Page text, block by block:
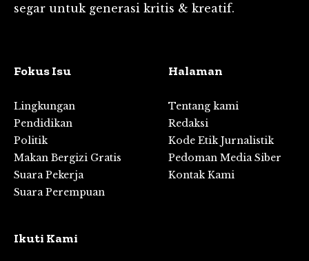
segar untuk generasi kritis & kreatif.
Fokus Isu
Lingkungan
Pendidikan
Politik
Makan Bergizi Gratis
Suara Pekerja
Suara Perempuan
Halaman
Tentang kami
Redaksi
Kode Etik Jurnalistik
Pedoman Media Siber
Kontak Kami
Ikuti Kami